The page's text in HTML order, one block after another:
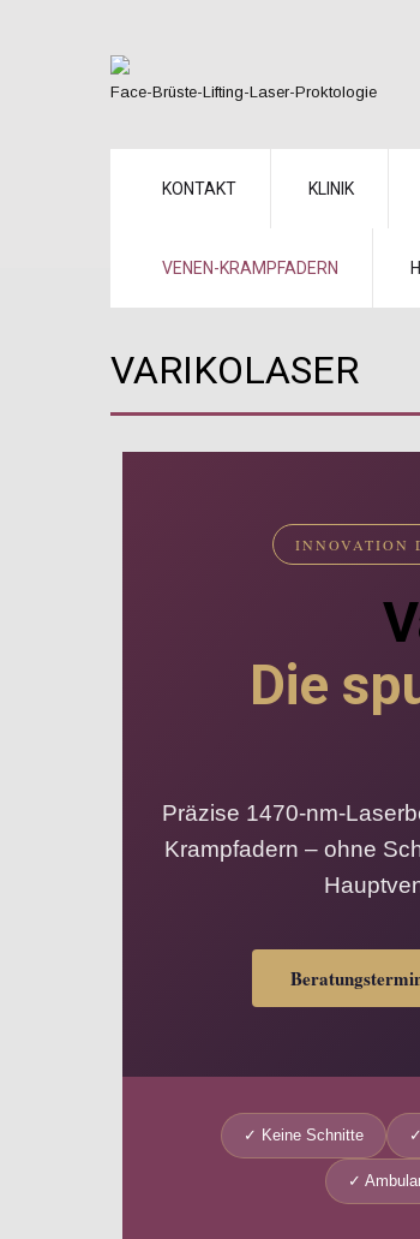
Face-Brüste-Lifting-Laser-Proktologie
KONTAKT KLINIK
VENEN-KRAMPFADERN
VARIKOLASER
INNOVATION
Die
Präzise 1470-nm-
Krampfadern – ohne
✓ Keine Schnitte
✓